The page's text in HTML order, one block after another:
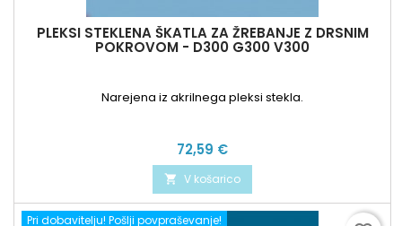
PLEKSI STEKLENA ŠKATLA ZA ŽREBANJE Z DRSNIM
POKROVOM - D300 G300 V300
Narejena iz akrilnega pleksi stekla.
Cena
72,59 €
 V košarico
Pri dobavitelju! Pošlji povpraševanje!